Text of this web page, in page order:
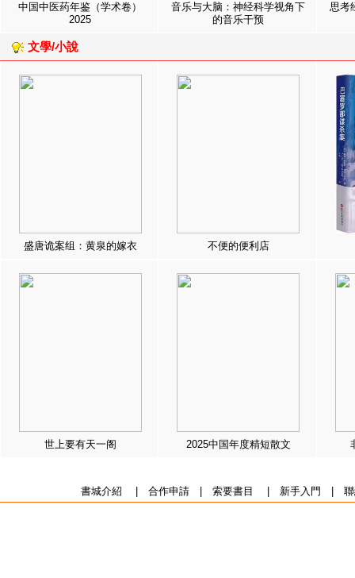
中国中医药年鉴（学术卷）
2025
音乐与大脑：神经科学视角下
的音乐干预
思考
文學/小說
盛唐诡案组：黄泉的嫁衣 不便的便利店
世上要有天一阁 2025中国年度精短散文
書城介紹 合作申請| 索要書目 新手入門